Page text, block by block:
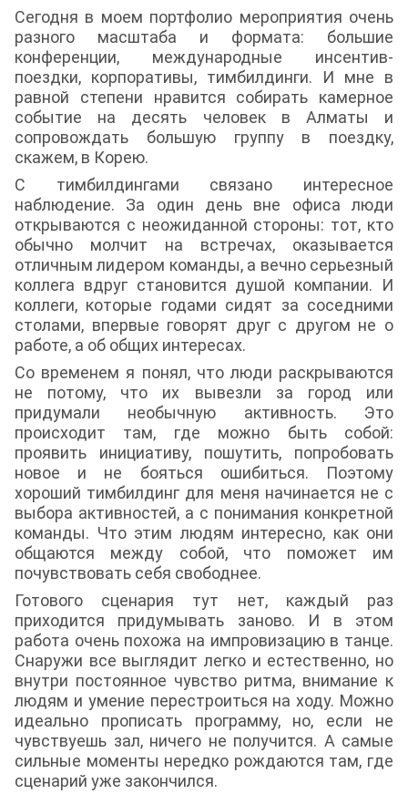
Сегодня в моем портфолио мероприятия очень
разного масштаба и формата: большие
конференции, международные инсентив-
поездки, корпоративы, тимбилдинги. И мне в
равной степени нравится собирать камерное
событие на десять человек в Алматы и
сопровождать большую группу в поездку,
скажем, в Корею.
С тимбилдингами связано интересное
наблюдение. За один день вне офиса люди
открываются с неожиданной стороны: тот, кто
обычно молчит на встречах, оказывается
отличным лидером команды, а вечно серьезный
коллега вдруг становится душой компании. И
коллеги, которые годами сидят за соседними
столами, впервые говорят друг с другом не о
работе, а об общих интересах.
Со временем я понял, что люди раскрываются
не потому, что их вывезли за город или
придумали необычную активность. Это
происходит там, где можно быть собой:
проявить инициативу, пошутить, попробовать
новое и не бояться ошибиться. Поэтому
хороший тимбилдинг для меня начинается не с
выбора активностей, а с понимания конкретной
команды. Что этим людям интересно, как они
общаются между собой, что поможет им
почувствовать себя свободнее.
Готового сценария тут нет, каждый раз
приходится придумывать заново. И в этом
работа очень похожа на импровизацию в танце.
Снаружи все выглядит легко и естественно, но
внутри постоянное чувство ритма, внимание к
людям и умение перестроиться на ходу. Можно
идеально прописать программу, но, если не
чувствуешь зал, ничего не получится. А самые
сильные моменты нередко рождаются там, где
сценарий уже закончился.